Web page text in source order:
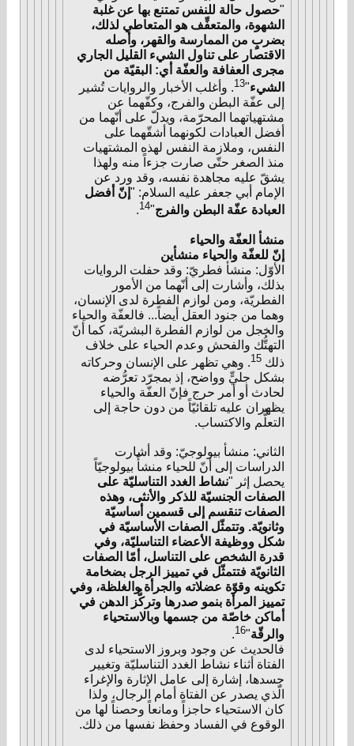
"حصول حالة للنفس تمتنع بها عن غلبة
الشهوة، والمتعفِّف هو المتعاطي لذلك،
بضربٍ من الممارسة والقهر، وأصله
الاقتصار على تناول الشيء القليل الجاري
مجرى العفافة والعفّة أي: البقيّة من
الشيء"
13. وأغلب الأخبار والروايات تُشير
إلى عفّة البطن والفرج، وكفّهما عن
مشتهياتهما المحرّمة، ويدلّ على أنّهما من
أفضل العبادات لكونهما أشقّهما على
النفس، وملازمة النفس لهذه المشتهيات
منذ الصغر حتّى صارت جزءاً منه ولهذا
يشقّ عليه مجاهدة نفسه، وقد ورد عن
الإمام أبي جعفر عليه السلام: " إنّ أفضل
العبادة عفّة البطن والفرج"
14
.
منشأ العفّة والحياء
إنّ للعفّة والحياء منشأين
الأوّل: منشأ فطريّ: وقد حفلت الروايات
بذلك، وأشارت إلى أنّهما من الأمور
الفطريّة، ومن لوازم الفطرة لدى الإنسان،
وهما من جنود العقل أيضاً... فالعفّة والحياء
والخجل من لوازم الفطرة البشريّة، كما أنّ
التهتُّك والفحش وعدم الحياء على خلاف
ذلك 15. وهي تظهر على الإنسان وحركاته
بشكل جليٍّ وواضح، إذ بمجرّد تعرُّضه
لحادث أو أمر حرج فإنّ العفّة والحياء
يظهران عليه تلقائيّاً من دون حاجة إلى
التعلُّم والاكتساب.
الثاني: منشأ بيولوجيّ: وقد أشارت
الدراسات إلى أنّ للحياء منشأًً بيولوجيّاً
يحصل إثر "نشاط الغدد التناسليّة على
الصفات الجنسيّة للذكر والأنثى، وهذه
الصفات تنقسم إلى قسمين أساسيّة
وثانويّة. وتتمثّل الصفات الأساسيّة في
شكل ووظيفة الأعضاء التناسليّة، وفي
قدرة الشخص على التناسل، أمّا الصفات
الثانويّة فتتمثّل في تمييز الرجل بضخامة
تكوينه وقوّة عضلاته والجرأة والغلظة، وفي
تمييز المرأة بنمو صدرها وتركُّز الدهن في
أماكن خاصّة من جسمها وبالاستحياء
والرقّة"
16
.
فالحديث عن وجود وبروز الاستحياء لدى
الفتاة أثناء نشاط الغدد التناسليّة وتغيير
جسدها، إشارة إلى عامل الإثارة والإغراء
الّذي يصدر عن الفتاة أمام الرجال، ولذا
كان الاستحياء حاجزاً ومانعاً وحصناً لها من
الوقوع في الفساد وحفظ نفسها من ذلك.